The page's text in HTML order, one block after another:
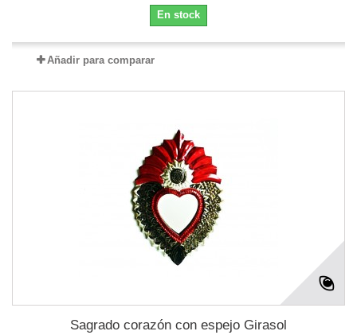
En stock
Añadir para comparar
Sagrado corazón con espejo Girasol